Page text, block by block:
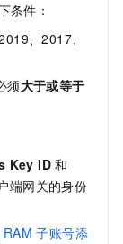
条件：
、2017、
须大于或等于
Key ID 和
端网关的身份
RAM 子账号添